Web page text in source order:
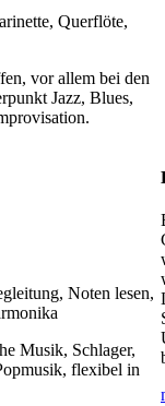
Querflöte,
vor allem bei den
Jazz, Blues,
Noten lesen,
Musik, Schlager,
flexibel in